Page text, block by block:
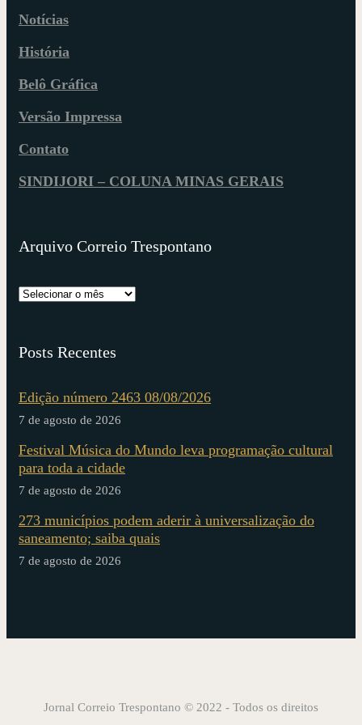
Notícias
História
Belô Gráfica
Versão Impressa
Contato
SINDIJORI – COLUNA MINAS GERAIS
Arquivo Correio Trespontano
Posts Recentes
Edição número 2463 08/08/2026
7 de agosto de 2026
Festival Música do Mundo leva programação cultural
para toda a cidade
7 de agosto de 2026
273 municípios podem aderir à universalização do
saneamento; saiba quais
7 de agosto de 2026
Jornal Correio Trespontano © 2022 - Todos os direitos